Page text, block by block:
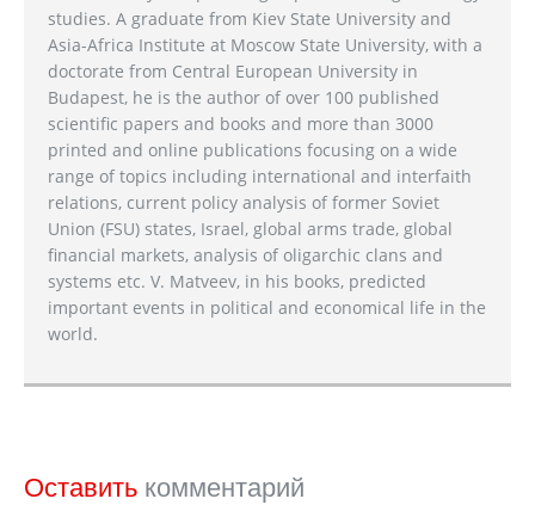
studies. A graduate from Kiev State University and
Asia-Africa Institute at Moscow State University, with a
doctorate from Central European University in
Budapest, he is the author of over 100 published
scientific papers and books and more than 3000
printed and online publications focusing on a wide
range of topics including international and interfaith
relations, current policy analysis of former Soviet
Union (FSU) states, Israel, global arms trade, global
financial markets, analysis of oligarchic clans and
systems etc. V. Matveev, in his books, predicted
important events in political and economical life in the
world.
Оставить комментарий